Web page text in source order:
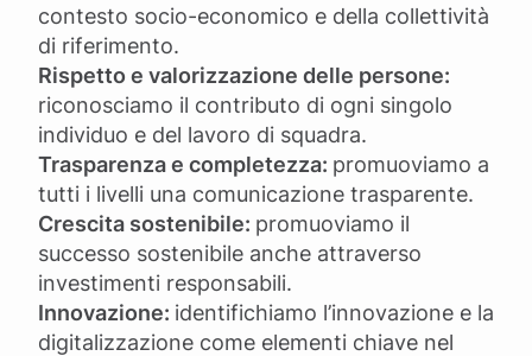
contesto socio-economico e della collettività
di riferimento.
Rispetto e valorizzazione delle persone:
riconosciamo il contributo di ogni singolo
individuo e del lavoro di squadra.
Trasparenza e completezza: promuoviamo a
tutti i livelli una comunicazione trasparente.
Crescita sostenibile: promuoviamo il
successo sostenibile anche attraverso
investimenti responsabili.
Innovazione: identifichiamo l’innovazione e la
digitalizzazione come elementi chiave nel